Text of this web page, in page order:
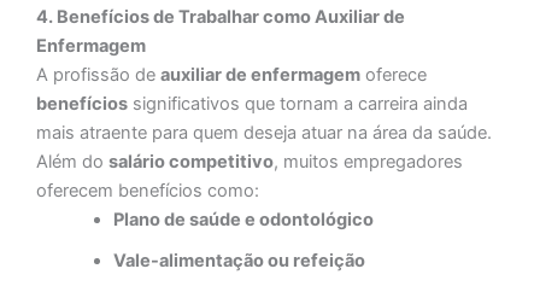
4. Benefícios de Trabalhar como Auxiliar de
Enfermagem
A profissão de auxiliar de enfermagem oferece
benefícios significativos que tornam a carreira ainda
mais atraente para quem deseja atuar na área da saúde.
Além do salário competitivo, muitos empregadores
oferecem benefícios como:
Plano de saúde e odontológico
Vale-alimentação ou refeição